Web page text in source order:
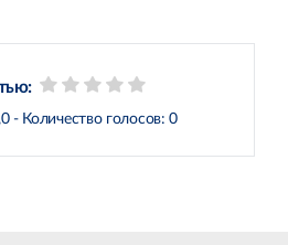
- Количество голосов:0